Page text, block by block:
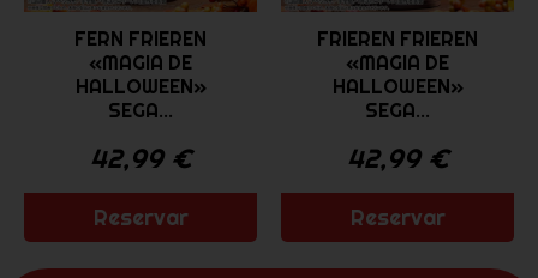
FERN FRIEREN
«MAGIA DE
HALLOWEEN»
SEGA...
42,99 €
Reservar
FRIEREN FRIEREN
«MAGIA DE
HALLOWEEN»
SEGA...
42,99 €
Reservar